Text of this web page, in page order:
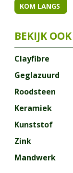
KOM LANGS
Clayfibre
Geglazuurd
Roodsteen
Keramiek
Kunststof
Zink
Mandwerk